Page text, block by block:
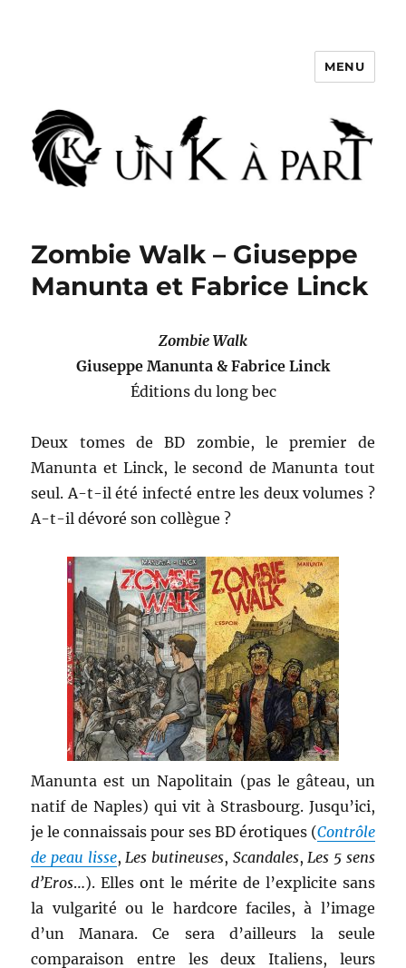
MENU
Zombie Walk – Giuseppe
Manunta et Fabrice Linck
Zombie Walk
Giuseppe Manunta & Fabrice Linck
Éditions du long bec
Deux tomes de BD zombie, le premier de
Manunta et Linck, le second de Manunta tout
seul. A-t-il été infecté entre les deux volumes ?
A-t-il dévoré son collègue ?
Manunta est un Napolitain (pas le gâteau, un
natif de Naples) qui vit à Strasbourg. Jusqu’ici,
je le connaissais pour ses BD érotiques (Contrôle
de peau lisse,Les butineuses, Scandales,Les 5 sens
d’Eros…). Elles ont le mérite de l’explicite sans
la vulgarité ou le hardcore faciles, à l’image
d’un Manara. Ce sera d’ailleurs la seule
comparaison entre les deux Italiens, leurs